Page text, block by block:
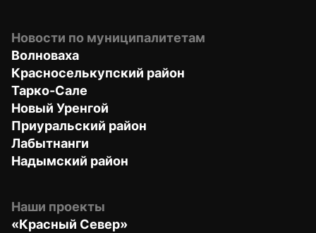
Новости по муниципалитетам
Волноваха
Красноселькупский район
Тарко-Сале
Новый Уренгой
Приуральский район
Лабытнанги
Надымский район
Наши проекты
«Красный Север»